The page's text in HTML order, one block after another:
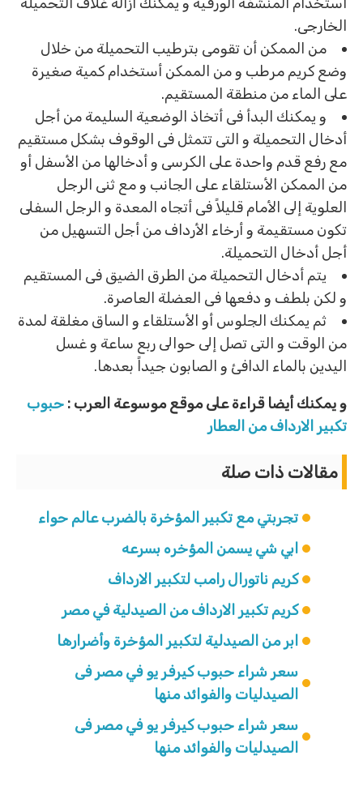
الخارجى.
من الممكن أن تقومى بترطيب التحميلة من خلال
وضع كريم مرطب و من الممكن أستخدام كمية صغيرة
على الماء من منطقة المستقيم.
و يمكنك البدأ فى أتخاذ الوضعية السليمة من أجل
أدخال التحميلة و التى تتمثل فى الوقوف بشكل مستقيم
مع رفع قدم واحدة على الكرسى و أدخالها من الأسفل أو
من الممكن الأستلقاء على الجانب و مع ثنى الرجل
العلوية إلى الأمام قليلاً فى أتجاه المعدة و الرجل السفلى
تكون مستقيمة و أرخاء الأرداف من أجل التسهيل من
أجل أدخال التحميلة.
يتم أدخال التحميلة من الطرق الضيق فى المستقيم
و لكن بلطف و دفعها فى العضلة العاصرة.
ثم يمكنك الجلوس أو الأستلقاء و الساق مغلقة لمدة
من الوقت و التى تصل إلى حوالى ربع ساعة و غسل
اليدين بالماء الدافئ و الصابون جيداً بعدها.
و يمكنك أيضا قراءة على موقع موسوعة العرب : حبوب
تكبير الارداف من العطار
مقالات ذات صلة
تجربتي مع تكبير المؤخرة بالضرب عالم حواء
ابي شي يسمن المؤخره بسرعه
كريم ناتورال رامب لتكبير الارداف
كريم تكبير الارداف من الصيدلية في مصر
ابر من الصيدلية لتكبير المؤخرة وأضرارها
سعر شراء حبوب كيرفر يو في مصر فى
الصيدليات والفوائد منها
سعر شراء حبوب كيرفر يو في مصر فى
الصيدليات والفوائد منها